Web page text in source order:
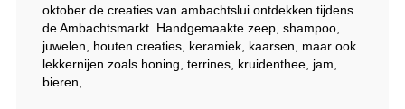
oktober de creaties van ambachtslui ontdekken tijdens
de Ambachtsmarkt. Handgemaakte zeep, shampoo,
juwelen, houten creaties, keramiek, kaarsen, maar ook
lekkernijen zoals honing, terrines, kruidenthee, jam,
bieren,…